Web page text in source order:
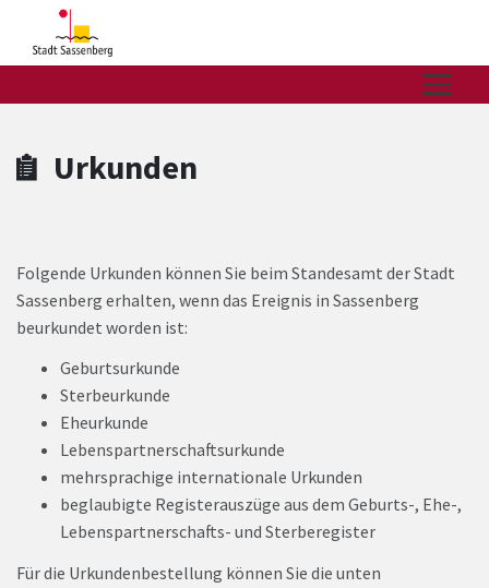
Zum Header
Zum Hauptinhalt
Zum Footer
Zum Hauptinhalt springen
Urkunden
Folgende Urkunden können Sie beim Standesamt der Stadt
Sassenberg erhalten, wenn das Ereignis in Sassenberg
beurkundet worden ist:
Geburtsurkunde
Sterbeurkunde
Eheurkunde
Lebenspartnerschaftsurkunde
mehrsprachige internationale Urkunden
beglaubigte Registerauszüge aus dem Geburts-, Ehe-,
Lebenspartnerschafts- und Sterberegister
Für die Urkundenbestellung können Sie die unten